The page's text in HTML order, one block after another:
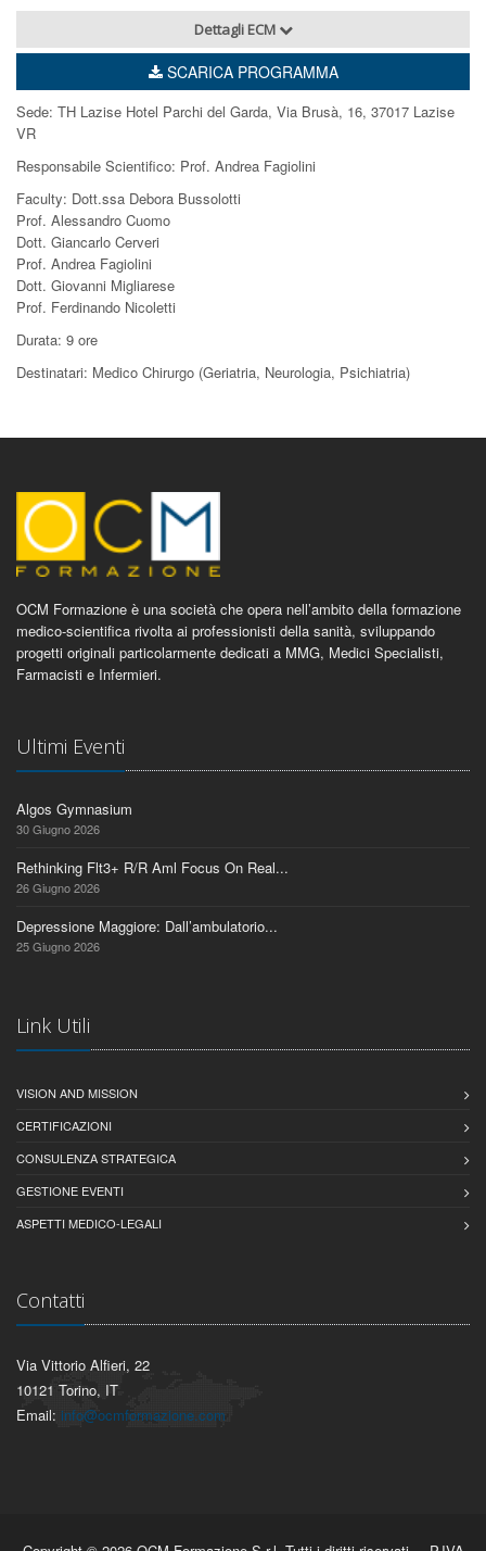
Dettagli ECM
SCARICA PROGRAMMA
Sede: TH Lazise Hotel Parchi del Garda, Via Brusà, 16, 37017 Lazise
VR
Responsabile Scientifico: Prof. Andrea Fagiolini
Faculty: Dott.ssa Debora Bussolotti
Prof. Alessandro Cuomo
Dott. Giancarlo Cerveri
Prof. Andrea Fagiolini
Dott. Giovanni Migliarese
Prof. Ferdinando Nicoletti
Durata: 9 ore
Destinatari: Medico Chirurgo (Geriatria, Neurologia, Psichiatria)
OCM Formazione è una società che opera nell’ambito della formazione
medico-scientifica rivolta ai professionisti della sanità, sviluppando
progetti originali particolarmente dedicati a MMG, Medici Specialisti,
Farmacisti e Infermieri.
Ultimi Eventi
Algos Gymnasium
30 Giugno 2026
Rethinking Flt3+ R/R Aml Focus On Real...
26 Giugno 2026
Depressione Maggiore: Dall’ambulatorio...
25 Giugno 2026
Link Utili
VISION AND MISSION
CERTIFICAZIONI
CONSULENZA STRATEGICA
GESTIONE EVENTI
ASPETTI MEDICO-LEGALI
Contatti
Via Vittorio Alfieri, 22
10121 Torino, IT
Email: info@ocmformazione.com